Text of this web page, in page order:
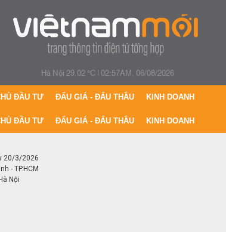
Hà Nội 29.02 °C|02:57AM, 06/08/2026
ĐẦU TƯ ĐẤU GIÁ - ĐẤU THẦU KINH DOANH
ĐẦU TƯ ĐẤU GIÁ - ĐẤU THẦU KINH DOANH
20/3/2026
- TP.HCM
Nội